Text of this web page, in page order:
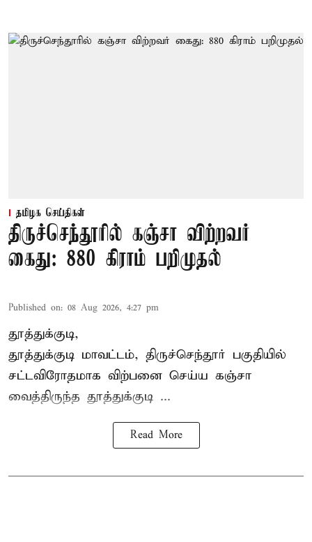
தமிழக செய்திகள்
திருச்செந்தூரில் கஞ்சா விற்றவர்
கைது: 880 கிராம் பறிமுதல்
Published on: 08 Aug 2026, 4:27 pm
தூத்துக்குடி,
தூத்துக்குடி மாவட்டம், திருச்செந்தூர் பகுதியில்
சட்டவிரோதமாக விற்பனை செய்ய கஞ்சா
வைத்திருந்த தூத்துக்குடி ...
Read More